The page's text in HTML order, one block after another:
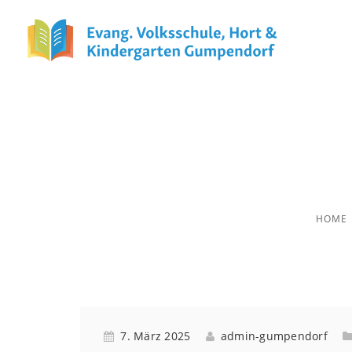
HOME
7. März 2025 admin-gumpendorf